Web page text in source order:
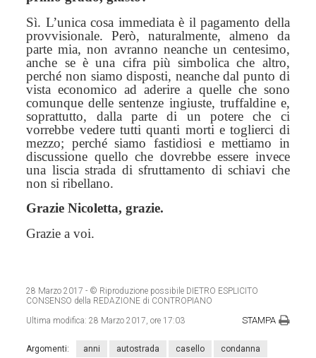
Sì. L’unica cosa immediata è il pagamento della
provvisionale.Però, naturalmente, almeno da
parte mia, non avranno neanche un centesimo,
anche se è una cifra più simbolica che altro,
perché non siamo disposti, neanche dal punto di
vista economico ad aderire a quelle che sono
comunque delle sentenze ingiuste, truffaldine e,
soprattutto, dalla parte di un potere che ci
vorrebbe vedere tutti quanti morti e toglierci di
mezzo; perché siamo fastidiosi e mettiamo in
discussione quello che dovrebbe essere invece
una liscia strada di sfruttamento di schiavi che
non si ribellano.
Grazie Nicoletta, grazie.
Grazie a voi.
28 Marzo 2017 - © Riproduzione possibile DIETRO ESPLICITO
CONSENSO della REDAZIONE di CONTROPIANO
Ultima modifica:28 Marzo 2017, ore 17:03 STAMPA
Argomenti: anni autostrada casello condanna